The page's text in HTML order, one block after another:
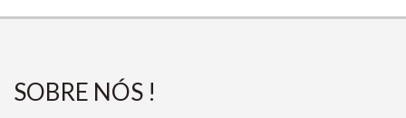
SOBRE NÓS !